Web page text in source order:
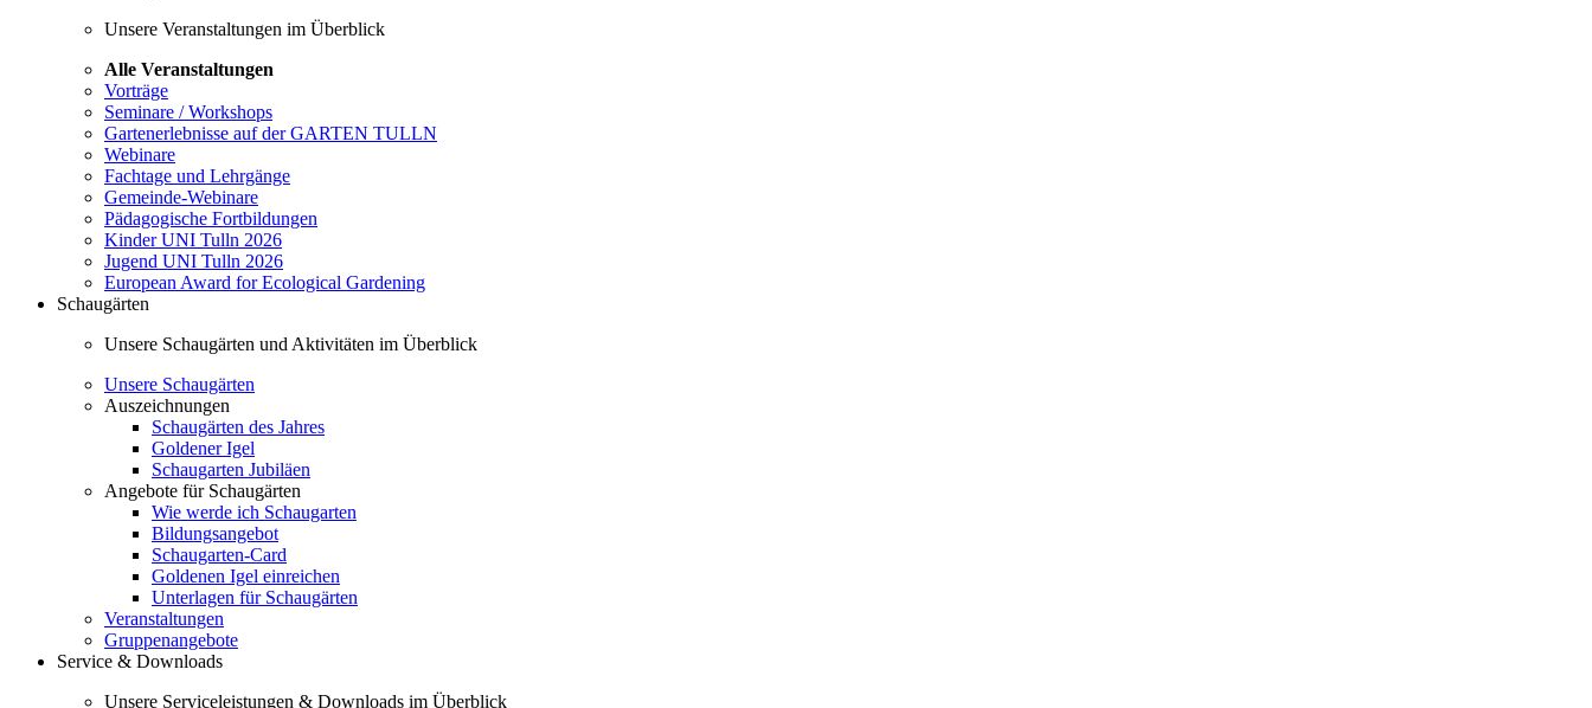
Unsere Veranstaltungen im Überblick
Alle Veranstaltungen
Vorträge
Seminare / Workshops
Gartenerlebnisse auf der GARTEN TULLN
Webinare
Fachtage und Lehrgänge
Gemeinde-Webinare
Pädagogische Fortbildungen
Kinder UNI Tulln 2026
Jugend UNI Tulln 2026
European Award for Ecological Gardening
Schaugärten
Unsere Schaugärten und Aktivitäten im Überblick
Unsere Schaugärten
Auszeichnungen
Schaugärten des Jahres
Goldener Igel
Schaugarten Jubiläen
Angebote für Schaugärten
Wie werde ich Schaugarten
Bildungsangebot
Schaugarten-Card
Goldenen Igel einreichen
Unterlagen für Schaugärten
Veranstaltungen
Gruppenangebote
Service & Downloads
Unsere Serviceleistungen & Downloads im Überblick